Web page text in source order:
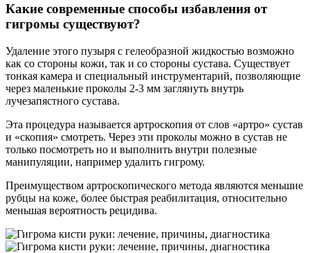
Какие современные способы избавления от
гигромы существуют?
Удаление этого пузыря с гелеобразной жидкостью возможно
как со стороны кожи, так и со стороны сустава. Существует
тонкая камера и специальный инструментарий, позволяющие
через маленькие проколы 2-3 мм заглянуть внутрь
лучезапястного сустава.
Эта процедура называется артроскопия от слов «артро» сустав
и «скопия» смотреть. Через эти проколы можно в сустав не
только посмотреть но и выполнить внутри полезные
манипуляции, например удалить гигрому.
Преимуществом артроскопического метода являются меньшие
рубцы на коже, более быстрая реабилитация, относительно
меньшая вероятность рецидива.